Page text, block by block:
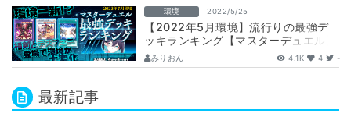
環境 2022/5/25
【2022年5月環境】流行りの最強デ
ッキランキング【マスターデュエル】
みりおん 4.1K 4 -
最新記事